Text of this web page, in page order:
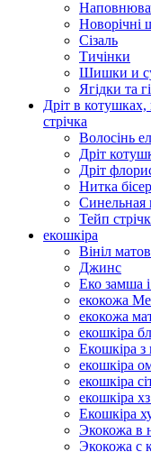
Новорічні
Сізаль
Тичінки
Шишки и
Ягідки та
Дріт в
стрічка
Волосінь
Дріт
Дріт
Нитка
Синельная
Тейп
екошкіра
Вініл
Джинс
Еко замша
екокожа
екокожа
екошкіра
Екошкіра
екошкіра
екошкіра
екошкіра
Екошкіра
Экокожа в
Экокожа с